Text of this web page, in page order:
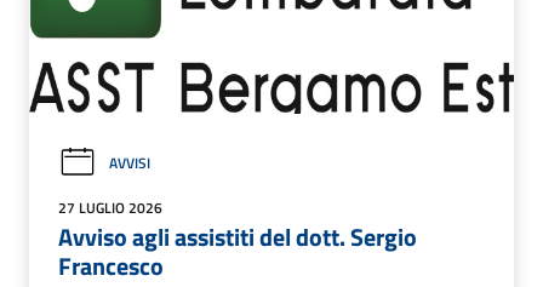
AVVISI
27 LUGLIO 2026
Avviso agli assistiti del dott. Sergio
Francesco